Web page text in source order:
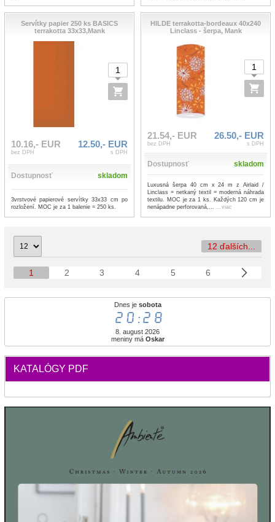
Dnes je sobota
20:28
8. august 2026
meniny má Oskar
KATALÓGY PDF
Servítky papier 250 ks BASICS
terrakotta 33x33,Mank
10.16,- EUR
bez DPH
12.50,- EUR
s DPH
Dostupnosť skladom
3vrstvové papierové servítky 33x33 cm po
rozložení. MOC je za 1 balenie = 250 ks.
HILDE terrakotta-bordeaux 40x240
Linclass - šerpa, Mank
21.54,- EUR
bez DPH
26.50,- EUR
s DPH
Dostupnosť skladom
Luxusná šerpa 40 cm x 24 m z Airlaid /
Linclass = netkaný textil = moderná náhrada
textilu. MOC je za 1 ks. Každých 120 cm je
nenápadne perforovaná,... ...viac
12 ďalších...
1 2 3 4 5 6